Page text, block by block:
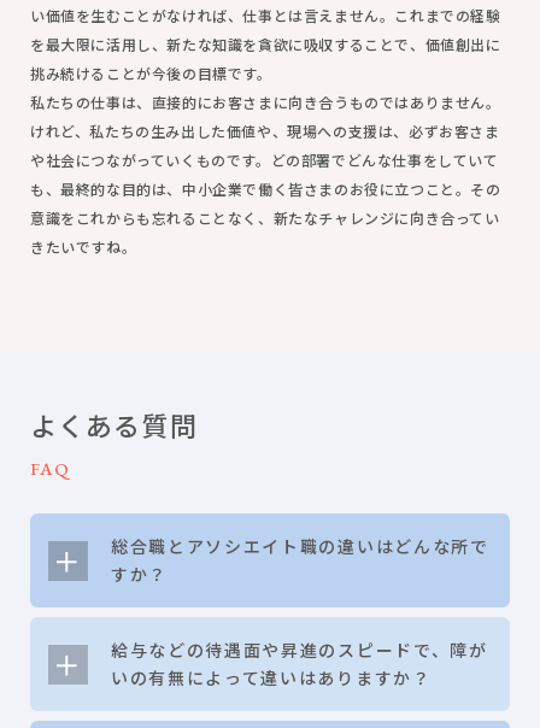
い価値を生むことがなければ、仕事とは言えません。これまでの経験
を最大限に活用し、新たな知識を貪欲に吸収することで、価値創出に
挑み続けることが今後の目標です。
私たちの仕事は、直接的にお客さまに向き合うものではありません。
けれど、私たちの生み出した価値や、現場への支援は、必ずお客さま
や社会につながっていくものです。どの部署でどんな仕事をしていて
も、最終的な目的は、中小企業で働く皆さまのお役に立つこと。その
意識をこれからも忘れることなく、新たなチャレンジに向き合ってい
きたいですね。
よくある質問
FAQ
総合職とアソシエイト職の違いはどんな所で
すか？
給与などの待遇面や昇進のスピードで、障が
いの有無によって違いはありますか？